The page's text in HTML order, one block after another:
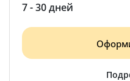
7 - 30 дней